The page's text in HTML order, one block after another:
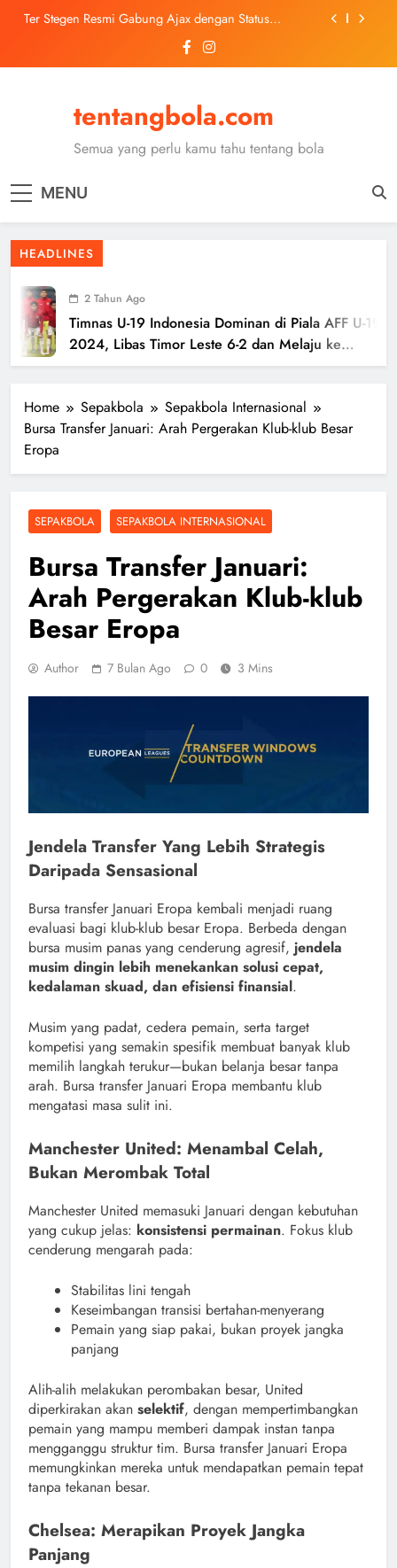
SkipTer Stegen Resmi Gabung Ajax dengan Status
Trabzonspor Mulai Negosiasi Mohamed Salah, Tes
Medis Dijadwalkan 5 Agustus
2026, Siap Tatap Putaran Provinsi
Kerolin Resmi Gabung Barcelona, Transfer
Dilaporkan Pecahkan Rekor Penjualan WSL
Pinjaman dari Barcelona
Trabzonspor Mulai Negosiasi Mohamed Salah, Tes
Medis Dijadwalkan 5 Agustus
Malang United U-13 Juara Piala Soeratin Kota Malang
2026, Siap Tatap Putaran Provinsi
tentangbola.com
Semua yang perlu kamu tahu tentang bola
MENU
HEADLINES
2 Tahun Ago
Timnas U-19 Indonesia Dominan di Piala AFF U-19
2024, Libas Timor Leste 6-2 dan Melaju ke
Semifinal
Home Sepakbola
Sepakbola Internasional
Bursa Transfer Januari: Arah Pergerakan Klub-klub Besar
Eropa
SEPAKBOLA SEPAKBOLA INTERNASIONAL
Bursa Transfer Januari:
Arah Pergerakan Klub-klub
Besar Eropa
Author 7 Bulan Ago 0 3 Mins
Jendela Transfer Yang Lebih Strategis
Daripada Sensasional
Bursa transfer Januari Eropa kembali menjadi ruang
evaluasi bagi klub-klub besar Eropa. Berbeda dengan
bursa musim panas yang cenderung agresif, jendela
musim dingin lebih menekankan solusi cepat,
kedalaman skuad, dan efisiensi finansial.
Musim yang padat, cedera pemain, serta target
kompetisi yang semakin spesifik membuat banyak klub
memilih langkah terukur—bukan belanja besar tanpa
arah. Bursa transfer Januari Eropa membantu klub
mengatasi masa sulit ini.
Manchester United: Menambal Celah,
Bukan Merombak Total
Manchester United memasuki Januari dengan kebutuhan
yang cukup jelas: konsistensi permainan. Fokus klub
cenderung mengarah pada:
Stabilitas lini tengah
Keseimbangan transisi bertahan-menyerang
Pemain yang siap pakai, bukan proyek jangka
panjang
Alih-alih melakukan perombakan besar, United
diperkirakan akan selektif, dengan mempertimbangkan
pemain yang mampu memberi dampak instan tanpa
mengganggu struktur tim. Bursa transfer Januari Eropa
memungkinkan mereka untuk mendapatkan pemain tepat
tanpa tekanan besar.
Chelsea: Merapikan Proyek Jangka
Panjang